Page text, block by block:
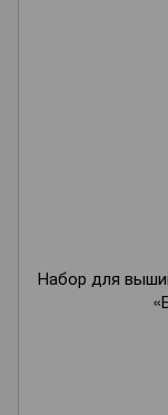
Набор для